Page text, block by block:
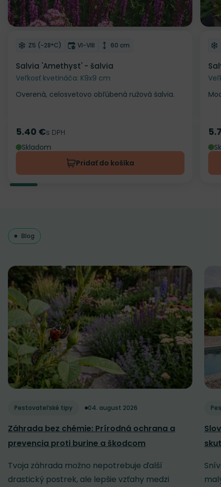
Odober do zoznamu želaní
Mrazuvzdornosť
Z5 (-28°C) Doba kvitnutia
VI-VIII Výška rastliny
60 cm
Salvia 'Amethyst' - šalvia
Veľkosť kvetináča: K9x9 cm
Overená, celosvetovo obľúbená ružová šalvia.
Cena
5.40 €s DPH
Skladom
Pridať do košíka
Blog
Pestovateľské tipy 04. august 2026
Záhrada bez chémie: Prírodná ochrana a
prevencia proti burine a škodcom
Tvoja záhrada možno nepotrebuje ďalší
drastický postrek, ale lepšie vzťahy medzi